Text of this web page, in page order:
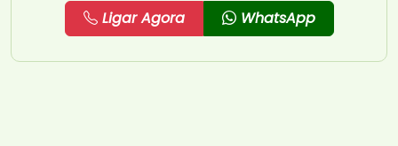
Ligar Agora WhatsApp